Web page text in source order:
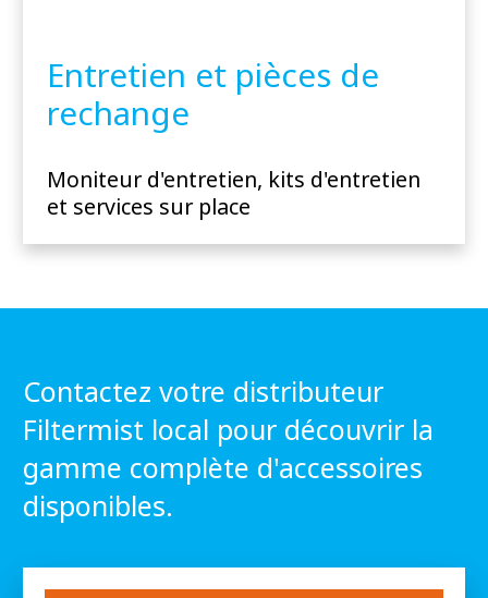
Entretien et pièces de
rechange
Moniteur d'entretien, kits d'entretien
et services sur place
Contactez votre distributeur
Filtermist local pour découvrir la
gamme complète d'accessoires
disponibles.